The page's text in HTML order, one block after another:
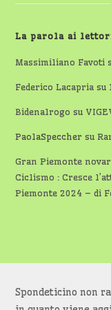
La parola ai
Massimiliano Favoti
Federico Lacapria su
Bidenalrogo su
PaolaSpeccher su
Gran Piemonte
Ciclismo : Cresce
Piemonte 2024 – di
Spondeticino non